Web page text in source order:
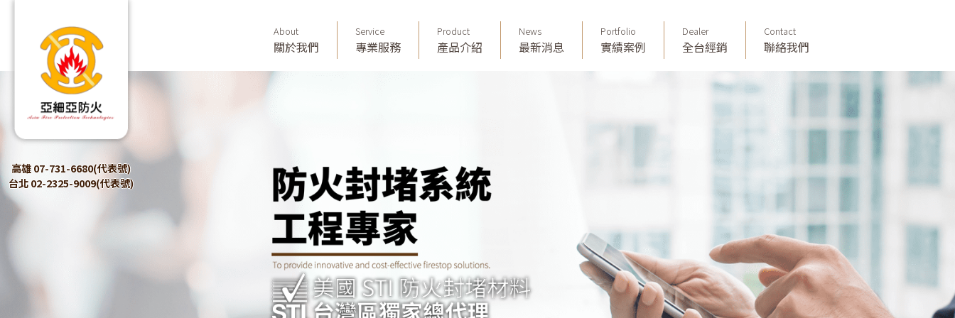
高雄 07-731-6680(代表號)
台北 02-2325-9009(代表號)
About
關於我們
Service
專業服務
Product
產品介紹
News
最新消息
Portfolio
實績案例
Dealer
全台經銷
Contact
聯絡我們